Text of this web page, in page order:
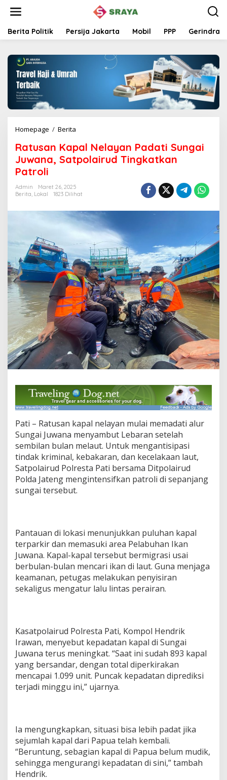
t
Berita Politik Persija Jakarta Mobil PPP Gerindra
Homepage / Berita
t
u
s
K
p
a
l
l
a
y
a
n
P
a
d
a
t
S
g
a
i
J
u
a
n
a
,
S
a
t
a
r
u
d
T
i
n
t
k
n
P
a
t
Ratusan Kapal Nelayan Padati Sungai
Juwana, Satpolairud Tingkatkan
Patroli
Admin
Maret 26, 2025
Berita Lokal 1823 Dilihat
Pati – Ratusan kapal nelayan mulai memadati alur
Sungai Juwana menyambut Lebaran setelah
sembilan bulan melaut. Untuk mengantisipasi
tindak kriminal, kebakaran, dan kecelakaan laut,
Satpolairud Polresta Pati bersama Ditpolairud
Polda Jateng mengintensifkan patroli di sepanjang
sungai tersebut.
Pantauan di lokasi menunjukkan puluhan kapal
terparkir dan memasuki area Pelabuhan Ikan
Juwana. Kapal-kapal tersebut bermigrasi usai
berbulan-bulan mencari ikan di laut. Guna menjaga
keamanan, petugas melakukan penyisiran
sekaligus mengatur lalu lintas perairan.
Kasatpolairud Polresta Pati, Kompol Hendrik
Irawan, menyebut kepadatan kapal di Sungai
Juwana terus meningkat. “Saat ini sudah 893 kapal
yang bersandar, dengan total diperkirakan
mencapai 1.099 unit. Puncak kepadatan diprediksi
terjadi minggu ini,” ujarnya.
Ia mengungkapkan, situasi bisa lebih padat jika
sejumlah kapal dari Papua telah kembali.
“Beruntung, sebagian kapal di Papua belum mudik,
sehingga mengurangi kepadatan di sini,” tambah
Hendrik.